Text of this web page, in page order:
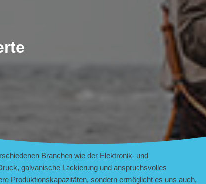
Branchen wie der Elektronik- und
galvanische Lackierung und anspruchsvolles
Produktionskapazitäten, sondern ermöglicht es uns auch,